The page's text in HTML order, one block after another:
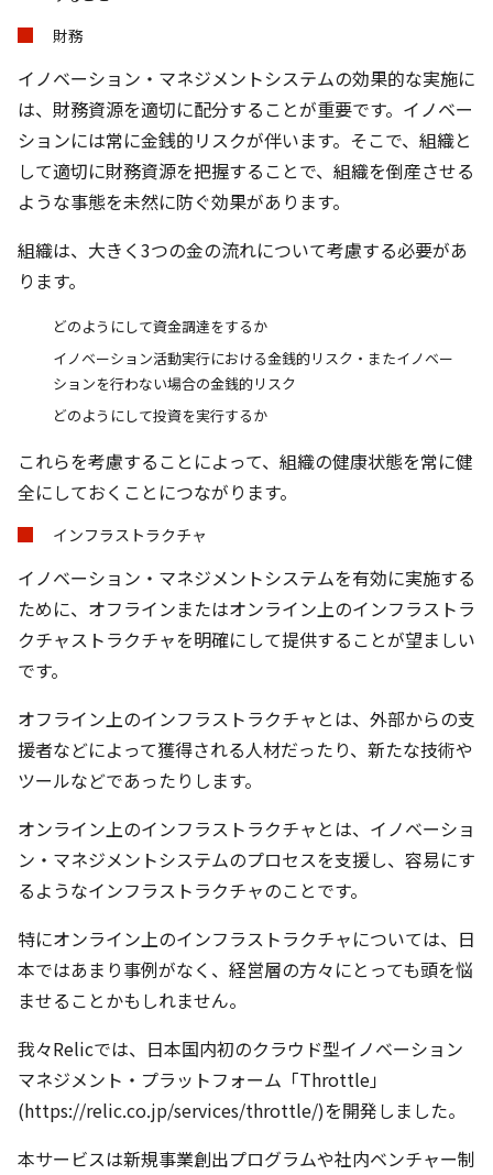
財務
イノベーション・マネジメントシステムの効果的な実施に
は、財務資源を適切に配分することが重要です。イノベー
ションには常に金銭的リスクが伴います。そこで、組織と
して適切に財務資源を把握することで、組織を倒産させる
ような事態を未然に防ぐ効果があります。
組織は、大きく3つの金の流れについて考慮する必要があ
ります。
どのようにして資金調達をするか
イノベーション活動実行における金銭的リスク・またイノベー
ションを行わない場合の金銭的リスク
どのようにして投資を実行するか
これらを考慮することによって、組織の健康状態を常に健
全にしておくことにつながります。
インフラストラクチャ
イノベーション・マネジメントシステムを有効に実施する
ために、オフラインまたはオンライン上のインフラストラ
クチャストラクチャを明確にして提供することが望ましい
です。
オフライン上のインフラストラクチャとは、外部からの支
援者などによって獲得される人材だったり、新たな技術や
ツールなどであったりします。
オンライン上のインフラストラクチャとは、イノベーショ
ン・マネジメントシステムのプロセスを支援し、容易にす
るようなインフラストラクチャのことです。
特にオンライン上のインフラストラクチャについては、日
本ではあまり事例がなく、経営層の方々にとっても頭を悩
ませることかもしれません。
我々Relicでは、日本国内初のクラウド型イノベーション
マネジメント・プラットフォーム「Throttle」
(https://relic.co.jp/services/throttle/)を開発しました。
本サービスは新規事業創出プログラムや社内ベンチャー制